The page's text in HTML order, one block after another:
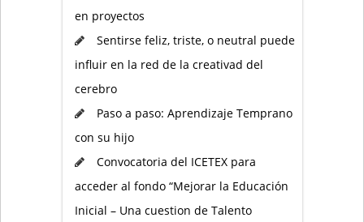
en proyectos
Sentirse feliz, triste, o neutral puede
influir en la red de la creativad del
cerebro
Paso a paso: Aprendizaje Temprano
con su hijo
Convocatoria del ICETEX para
acceder al fondo “Mejorar la Educación
Inicial – Una cuestion de Talento